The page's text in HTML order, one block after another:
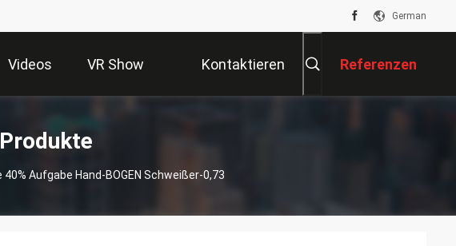
German
Videos VR Show Kontaktieren Referenzen
Aufgabe Hand-BOGEN Schweißer-0,73